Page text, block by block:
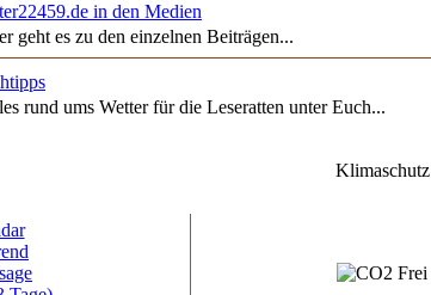
in den Medien
geht es zu den einzelnen Beiträgen...
rund ums Wetter für die Leseratten unter Euch...
Klimaschutz